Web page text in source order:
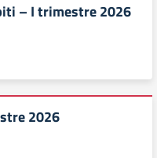
– I trimestre 2026
2026